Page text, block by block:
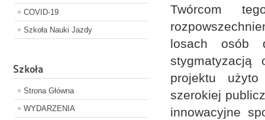
COVID-19
Szkoła Nauki Jazdy
Szkoła
Strona Główna
WYDARZENIA
Twórcom
losach osób
stygmatyzacją
projektu
szerokiej
innowacyjne